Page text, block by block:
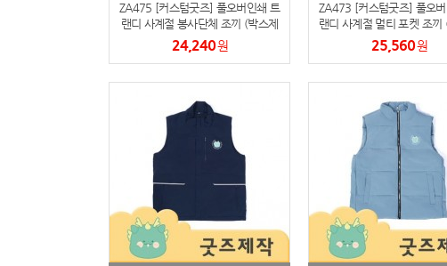
16 쿠션
17 AP-
스테
구급
물티
22 티슈
ZA475 [커스텀굿즈] 풀오버인쇄 트
랜디 사계절 봉사단체 조끼 (박스제
작가능)
24,240원
ZA473 [커스텀굿즈] 풀오
랜디 사계절 멀티 포켓 조끼
작가능)
25,560원